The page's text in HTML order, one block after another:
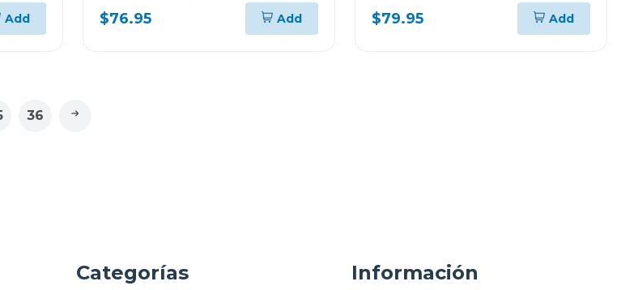
Add
pantalon
$76.95 Add
DE CRISTAL MS2082
$79.95 Add
36
Categorías Información